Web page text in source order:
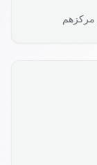
مركزهم